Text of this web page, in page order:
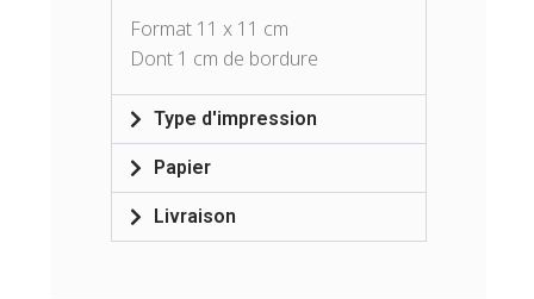
Format 11 x 11 cm
Dont 1 cm de bordure
Type d'impression
Papier
Livraison